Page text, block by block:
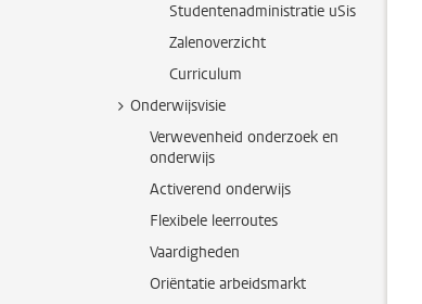
Studentenadministratie uSis
Zalenoverzicht
Curriculum
Onderwijsvisie
Verwevenheid onderzoek en
onderwijs
Activerend onderwijs
Flexibele leerroutes
Vaardigheden
Oriëntatie arbeidsmarkt